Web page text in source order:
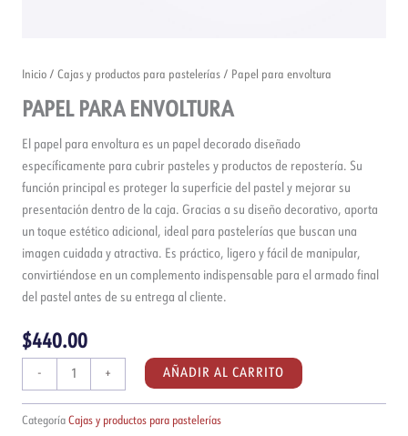
Inicio / Cajas y productos para pastelerías / Papel para envoltura
PAPEL PARA ENVOLTURA
El papel para envoltura es un papel decorado diseñado
específicamente para cubrir pasteles y productos de repostería. Su
función principal es proteger la superficie del pastel y mejorar su
presentación dentro de la caja. Gracias a su diseño decorativo, aporta
un toque estético adicional, ideal para pastelerías que buscan una
imagen cuidada y atractiva. Es práctico, ligero y fácil de manipular,
convirtiéndose en un complemento indispensable para el armado final
del pastel antes de su entrega al cliente.
$440.00
-
para
+ AÑADIR AL CARRITO
Categoría Cajas y productos para pastelerías